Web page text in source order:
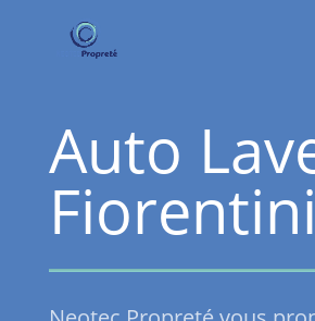
Auto
Fiorentini